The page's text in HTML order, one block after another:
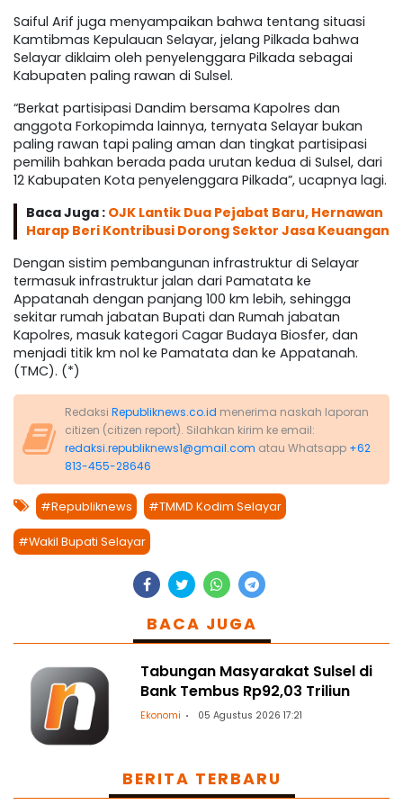
Saiful Arif juga menyampaikan bahwa tentang situasi
Kamtibmas Kepulauan Selayar, jelang Pilkada bahwa
Selayar diklaim oleh penyelenggara Pilkada sebagai
Kabupaten paling rawan di Sulsel.
“Berkat partisipasi Dandim bersama Kapolres dan
anggota Forkopimda lainnya, ternyata Selayar bukan
paling rawan tapi paling aman dan tingkat partisipasi
pemilih bahkan berada pada urutan kedua di Sulsel, dari
12 Kabupaten Kota penyelenggara Pilkada”, ucapnya lagi.
Baca Juga : OJK Lantik Dua Pejabat Baru, Hernawan
Harap Beri Kontribusi Dorong Sektor Jasa Keuangan
Dengan sistim pembangunan infrastruktur di Selayar
termasuk infrastruktur jalan dari Pamatata ke
Appatanah dengan panjang 100 km lebih, sehingga
sekitar rumah jabatan Bupati dan Rumah jabatan
Kapolres, masuk kategori Cagar Budaya Biosfer, dan
menjadi titik km nol ke Pamatata dan ke Appatanah.
(TMC). (*)
Redaksi Republiknews.co.id menerima naskah laporan
citizen (citizen report). Silahkan kirim ke email:
redaksi.republiknews1@gmail.com atau Whatsapp +62
813-455-28646
#Republiknews #TMMD Kodim Selayar
#Wakil Bupati Selayar
BACA JUGA
Tabungan Masyarakat Sulsel di
Bank Tembus Rp92,03 Triliun
Ekonomi 05 Agustus 2026 17:21
BERITA TERBARU